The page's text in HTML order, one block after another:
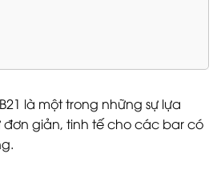
là một trong những sự lựa
giản, tinh tế cho các bar có